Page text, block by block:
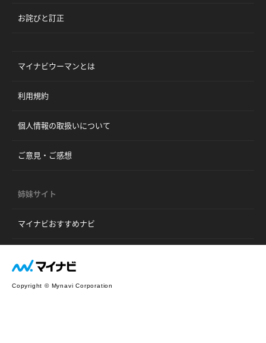
お詫びと訂正
マイナビウーマンとは
利用規約
個人情報の取扱いについて
ご意見・ご感想
姉妹サイト
マイナビおすすめナビ
Copyright © Mynavi Corporation